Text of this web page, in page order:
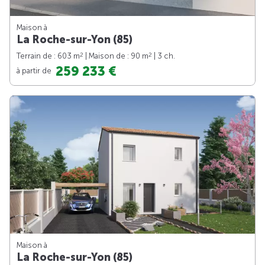
Maison à
La Roche-sur-Yon (85)
Terrain de : 603 m2 | Maison de : 90 m2
| 3 ch.
à partir de 259 233 €
Maison à
La Roche-sur-Yon (85)